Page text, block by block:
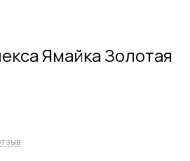
Ямайка Золотая